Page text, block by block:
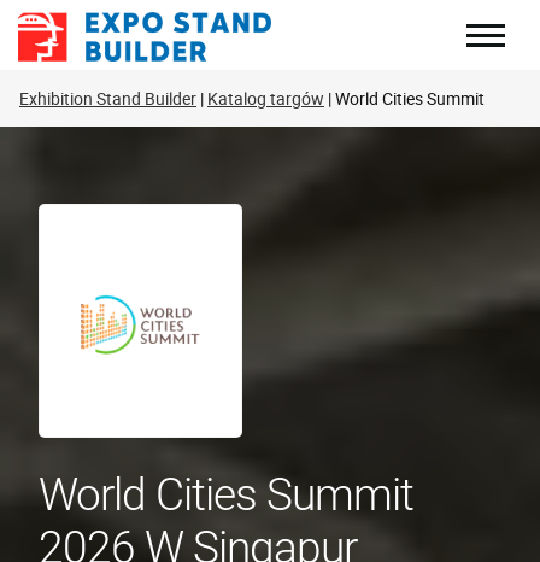
Skip
Exhibition Stand Builder Katalog targów World Cities Summit
World Cities Summit
2026 W Singapur